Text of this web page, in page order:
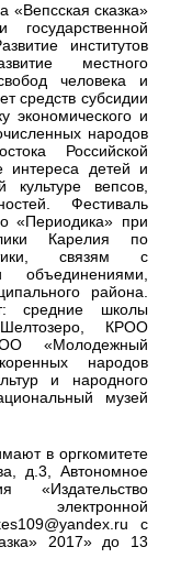
«Вепсская сказка»
институтов
местного
человека и
средств субсидии
экономического и
народов
Российской
интереса детей и
вепсов,
Фестиваль
«Периодика» при
Карелия по
связям с
района.
средние школы
КРОО
«Молодежный
народов
и народного
музей
в оргкомитете
д.3, Автономное
«Издательство
с
2017» до 13